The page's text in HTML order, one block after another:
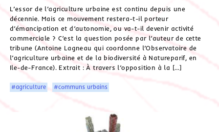
L’essor de l’agriculture urbaine est continu depuis une
décennie. Mais ce mouvement restera-t-il porteur
d’émancipation et d’autonomie, ou va-t-il devenir activité
commerciale ? C’est la question posée par l’auteur de cette
tribune (Antoine Lagneau qui coordonne l’Observatoire de
l’agriculture urbaine et de la biodiversité à Natureparif, en
Ile-de-France). Extrait : À travers l’opposition à la […]
#agriculture #communs urbains